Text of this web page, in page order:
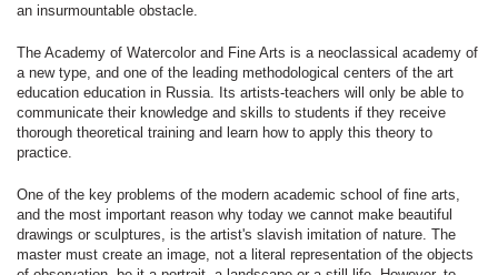
an insurmountable obstacle.
The Academy of Watercolor and Fine Arts is a neoclassical academy of
a new type, and one of the leading methodological centers of the art
education education in Russia. Its artists-teachers will only be able to
communicate their knowledge and skills to students if they receive
thorough theoretical training and learn how to apply this theory to
practice.
One of the key problems of the modern academic school of fine arts,
and the most important reason why today we cannot make beautiful
drawings or sculptures, is the artist's slavish imitation of nature. The
master must create an image, not a literal representation of the objects